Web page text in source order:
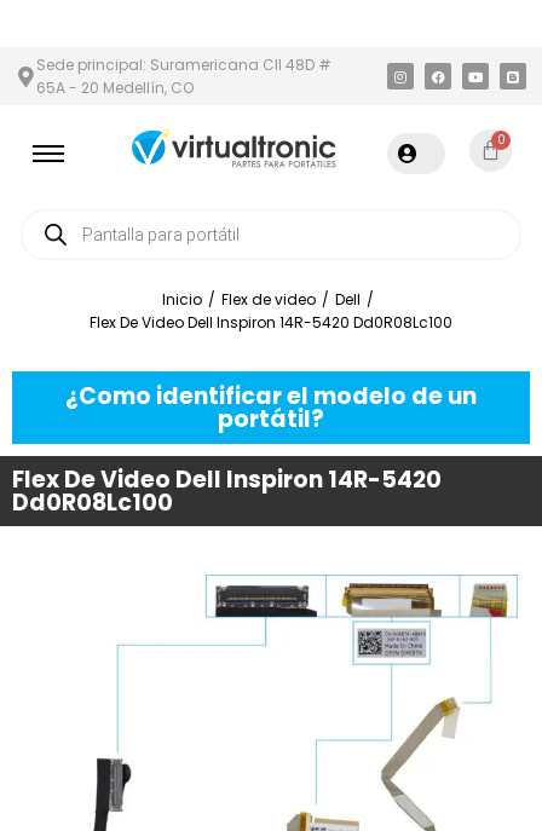
Sede principal: Suramericana Cll 48D #
65A - 20 Medellín, CO
0
Inicio / Flex de video / Dell /
Flex De Video Dell Inspiron 14R-5420 Dd0R08Lc100
¿Como identificar el modelo de un
portátil?
Flex De Video Dell Inspiron 14R-5420
Dd0R08Lc100